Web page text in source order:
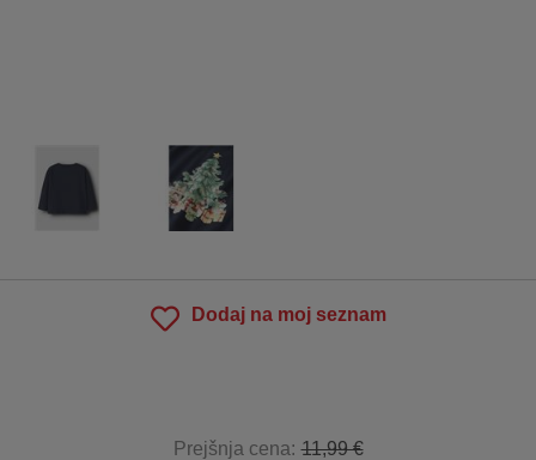
Dodaj na moj seznam
Prejšnja cena: 11,99 €